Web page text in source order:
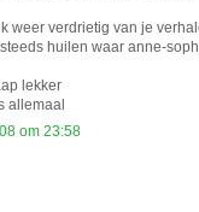
weer verdrietig van je
huilen waar anne-
lekker
allemaal
om 23:58